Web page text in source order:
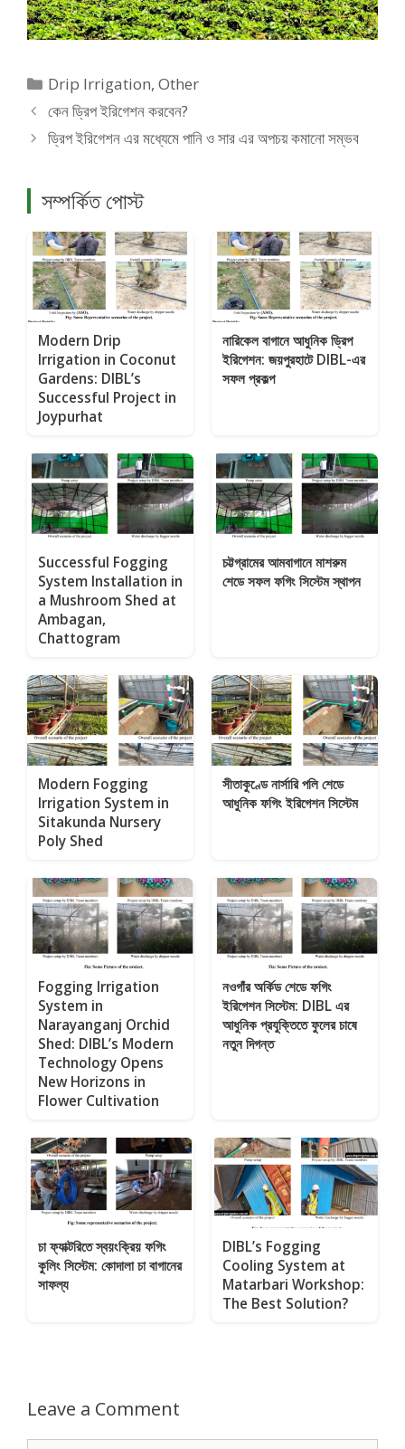
Categories
Drip Irrigation,Other
কেন ড্রিপ ইরিগেশন করবেন?
ড্রিপ ইরিগেশন এর মধ্যেমে পানি ও সার এর অপচয় কমানো সম্ভব
সম্পর্কিত পোস্ট
Modern Drip
Irrigation in Coconut
Gardens: DIBL’s
Successful Project in
Joypurhat
নারিকেল বাগানে আধুনিক ড্রিপ
ইরিগেশন: জয়পুরহাটে DIBL-এর
সফল প্রকল্প
Successful Fogging
System Installation in
a Mushroom Shed at
Ambagan,
Chattogram
চট্টগ্রামের আমবাগানে মাশরুম
শেডে সফল ফগিং সিস্টেম স্থাপন
Modern Fogging
Irrigation System in
Sitakunda Nursery
Poly Shed
সীতাকুণ্ডে নার্সারি পলি শেডে
আধুনিক ফগিং ইরিগেশন সিস্টেম
Fogging Irrigation
System in
Narayanganj Orchid
Shed: DIBL’s Modern
Technology Opens
New Horizons in
Flower Cultivation
নওগাঁর অর্কিড শেডে ফগিং
ইরিগেশন সিস্টেম: DIBL এর
আধুনিক প্রযুক্তিতে ফুলের চাষে
নতুন দিগন্ত
চা ফ্যাক্টরিতে স্বয়ংক্রিয় ফগিং
কুলিং সিস্টেম: কোদালা চা বাগানের
সাফল্য
DIBL’s Fogging
Cooling System at
Matarbari Workshop:
The Best Solution?
Leave a Comment